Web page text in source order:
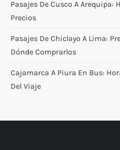
Pasajes De Cusco A Arequipa:
Precios
Pasajes De Chiclayo A Lima:
Dónde Comprarlos
Cajamarca A Piura En Bus:
Del Viaje